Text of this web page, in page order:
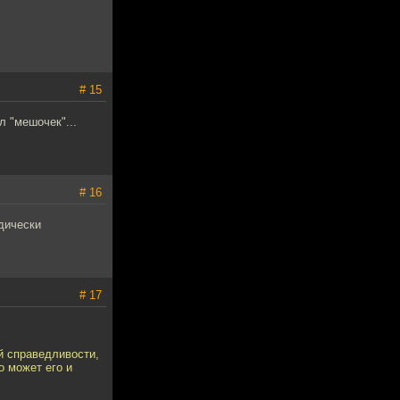
# 15
"мешочек"...
# 16
# 17
справедливости,
может его и